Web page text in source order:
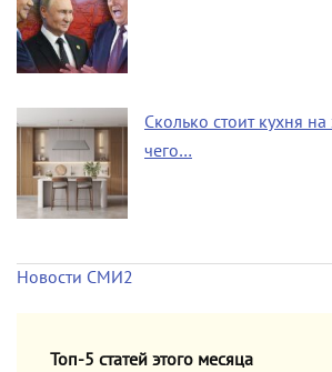
Сколько стоит кухня
чего…
Новости СМИ2
Топ-5 статей этого месяца